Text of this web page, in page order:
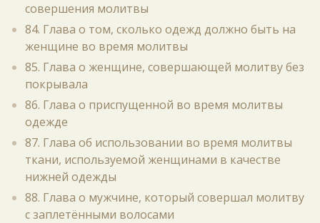
совершения молитвы
84. Глава о том, сколько одежд должно быть на
женщине во время молитвы
85. Глава о женщине, совершающей молитву без
покрывала
86. Глава о приспущенной во время молитвы
одежде
87. Глава об использовании во время молитвы
ткани, используемой женщинами в качестве
нижней одежды
88. Глава о мужчине, который совершал молитву
с заплетёнными волосами